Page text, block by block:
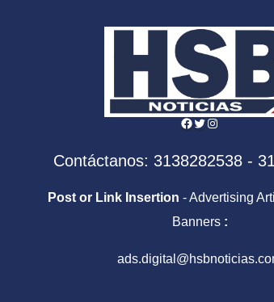
Facebook
Twitter
Instagram
Contáctanos: 3138282538 -
Post or Link Insertion - Advertising
Banners :